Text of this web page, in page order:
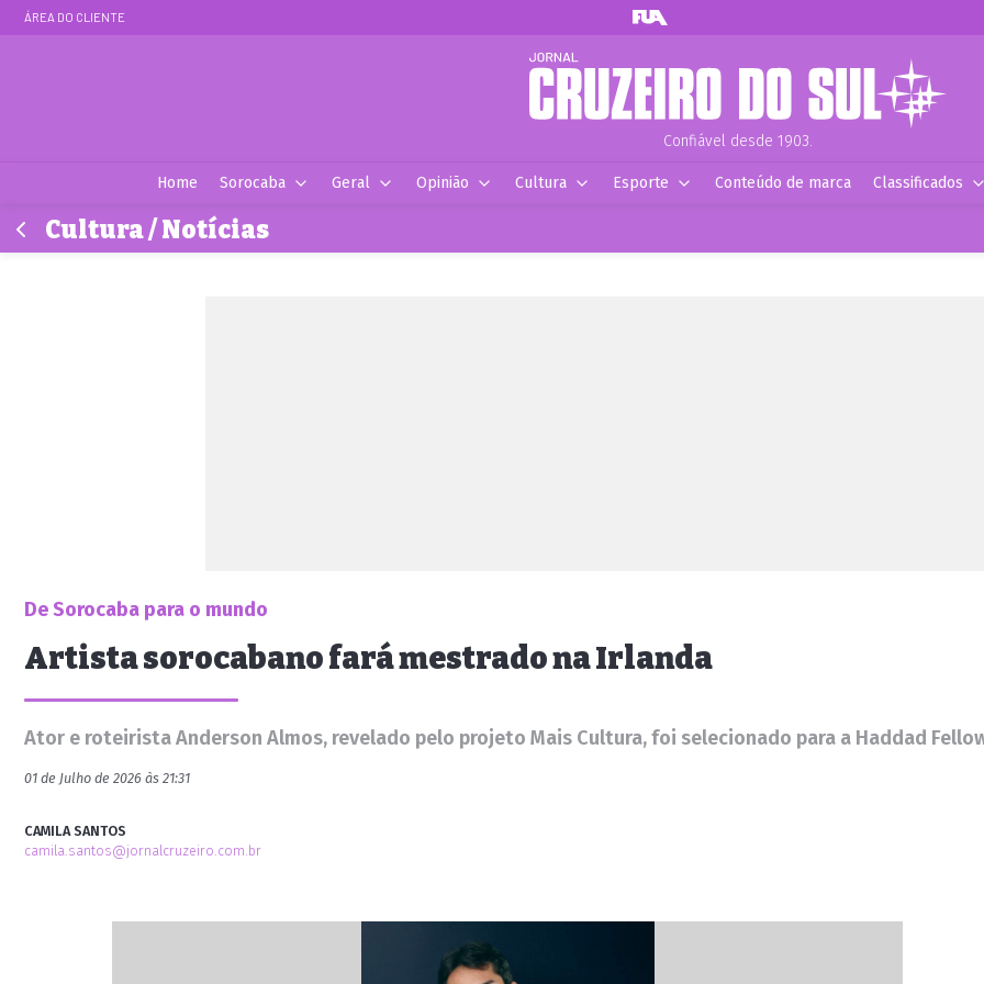
ÁREA DO CLIENTE
Confiável desde 1903.
Home Sorocaba Geral Opinião Cultura Esporte Conteúdo de marca Classificados
Cultura / Notícias
De Sorocaba para o mundo
Artista sorocabano fará mestrado na Irlanda
Ator e roteirista Anderson Almos, revelado pelo projeto Mais Cultura, foi selecionado para a Haddad
01 de Julho de 2026 às 21:31
CAMILA SANTOS
camila.santos@jornalcruzeiro.com.br